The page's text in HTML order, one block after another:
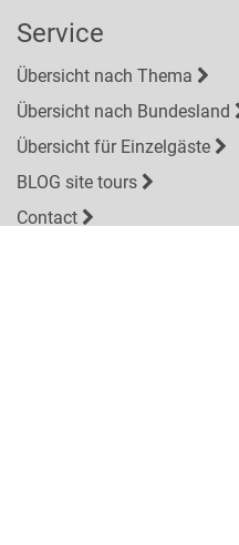
Service
Übersicht nach Thema
Übersicht nach Bundesland
Übersicht für Einzelgäste
BLOG site tours
Contact